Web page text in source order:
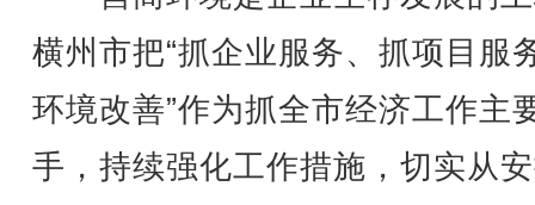
横州市把“抓企业服务、抓项目服
环境改善”作为抓全市经济工作主
手，持续强化工作措施，切实从